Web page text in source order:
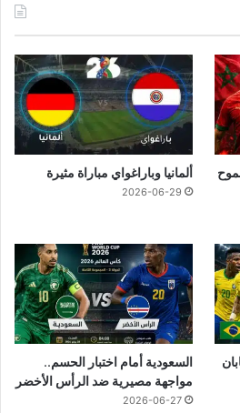
ألمانيا وباراغواي مباراة مثيرة
2026-06-29
السعودية أمام اختبار الحسم..
مواجهة مصيرية ضد الرأس الأخضر
2026-06-27